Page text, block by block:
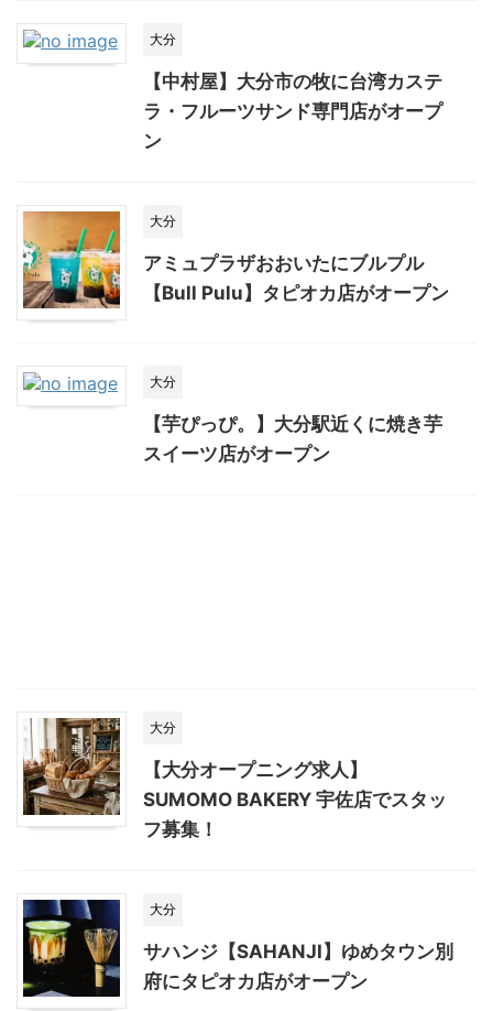
大分
【中村屋】大分市の牧に台湾カステ
ラ・フルーツサンド専門店がオープ
ン
大分
アミュプラザおおいたにブルプル
【Bull Pulu】タピオカ店がオープン
大分
【芋ぴっぴ。】大分駅近くに焼き芋
スイーツ店がオープン
大分
【大分オープニング求人】
SUMOMO BAKERY 宇佐店でスタッ
フ募集！
大分
サハンジ【SAHANJI】ゆめタウン別
府にタピオカ店がオープン